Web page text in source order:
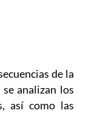
de la
analizan los
así como las